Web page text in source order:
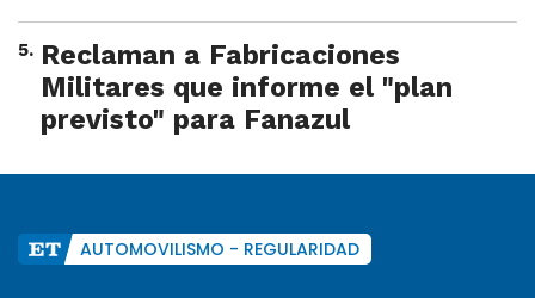
5. Reclaman a Fabricaciones
Militares que informe el "plan
previsto" para Fanazul
AUTOMOVILISMO - REGULARIDAD